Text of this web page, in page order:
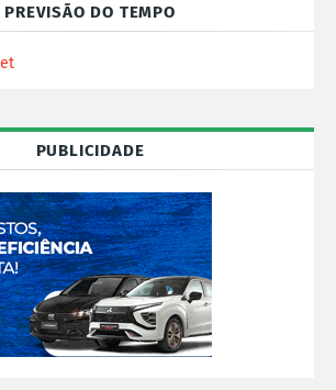
PREVISÃO DO TEMPO
PUBLICIDADE